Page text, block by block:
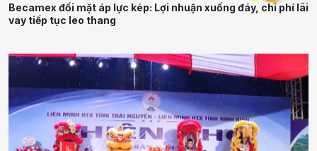
Becamex đối mặt áp lực kép: Lợi nhuận xuống đáy, chi phí lãi
vay tiếp tục leo thang